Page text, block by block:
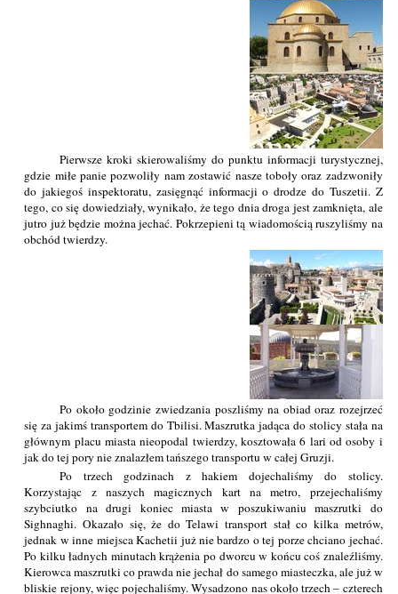
Pierwsze kroki skierowaliśmy do punktu informacji turystycznej,
gdzie miłe panie pozwoliły nam zostawić nasze toboły oraz zadzwoniły
do jakiegoś inspektoratu, zasięgnąć informacji o drodze do Tuszetii. Z
tego, co się dowiedziały, wynikało, że tego dnia droga jest zamknięta, ale
jutro już będzie można jechać. Pokrzepieni tą wiadomością ruszyliśmy na
obchód twierdzy.
Po około godzinie zwiedzania poszliśmy na obiad oraz rozejrzeć
się za jakimś transportem do Tbilisi. Maszrutka jadąca do stolicy stała na
głównym placu miasta nieopodal twierdzy, kosztowała 6 lari od osoby i
jak do tej pory nie znalazłem tańszego transportu w całej Gruzji.
Po trzech godzinach z hakiem dojechaliśmy do stolicy.
Korzystając z naszych magicznych kart na metro, przejechaliśmy
szybciutko na drugi koniec miasta w poszukiwaniu maszrutki do
Sighnaghi. Okazało się, że do Telawi transport stał co kilka metrów,
jednak w inne miejsca Kachetii już nie bardzo o tej porze chciano jechać.
Po kilku ładnych minutach krążenia po dworcu w końcu coś znaleźliśmy.
Kierowca maszrutki co prawda nie jechał do samego miasteczka, ale już w
bliskie rejony, więc pojechaliśmy. Wysadzono nas około trzech – czterech